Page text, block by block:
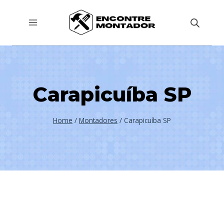
Carapicuíba SP
Home / Montadores / Carapicuíba SP